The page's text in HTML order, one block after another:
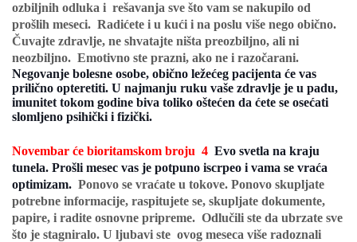
ozbiljnih odluka i rešavanja sve što vam se nakupilo od
prošlih meseci. Radićete i u kući i na poslu više nego obično.
Čuvajte zdravlje, ne shvatajte ništa preozbiljno, ali ni
neozbiljno. Emotivno ste prazni, ako ne i razočarani.
Negovanje bolesne osobe, obično ležećeg pacijenta će vas
prilično opteretiti. U najmanju ruku vaše zdravlje je u padu,
imunitet tokom godine biva toliko oštećen da ćete se osećati
slomljeno psihički i fizički.
Novembar će bioritamskom broju 4 Evo svetla na kraju
tunela. Prošli mesec vas je potpuno iscrpeo i vama se vraća
optimizam. Ponovo se vraćate u tokove. Ponovo skupljate
potrebne informacije, raspitujete se, skupljate dokumente,
papire, i radite osnovne pripreme. Odlučili ste da ubrzate sve
što je stagniralo. U ljubavi ste ovog meseca više radoznali